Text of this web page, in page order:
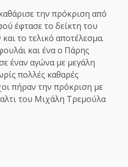
την πρόκριση από
έφτασε το δείκτη του
το τελικό αποτέλεσμα.
και ένα ο Πάρης
έναν αγώνα με μεγάλη
πολλές καθαρές
πήραν την πρόκριση με
του Μιχάλη Τρεμούλα